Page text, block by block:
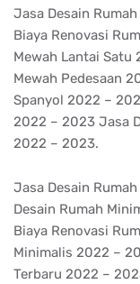
Jasa Desain
Biaya Renovasi
Mewah Lantai Satu
Mewah Pedesaan
Spanyol 2022 –
2022 – 2023 Jasa
2022 – 2023.
Jasa Desain
Desain Rumah
Biaya Renovasi
Minimalis 2022 –
Terbaru 2022 –